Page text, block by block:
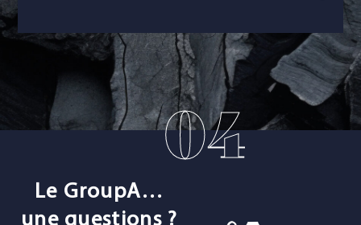
04
Le GroupA…